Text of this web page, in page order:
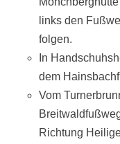
links den
folgen.
In
dem
Vom
Richtung